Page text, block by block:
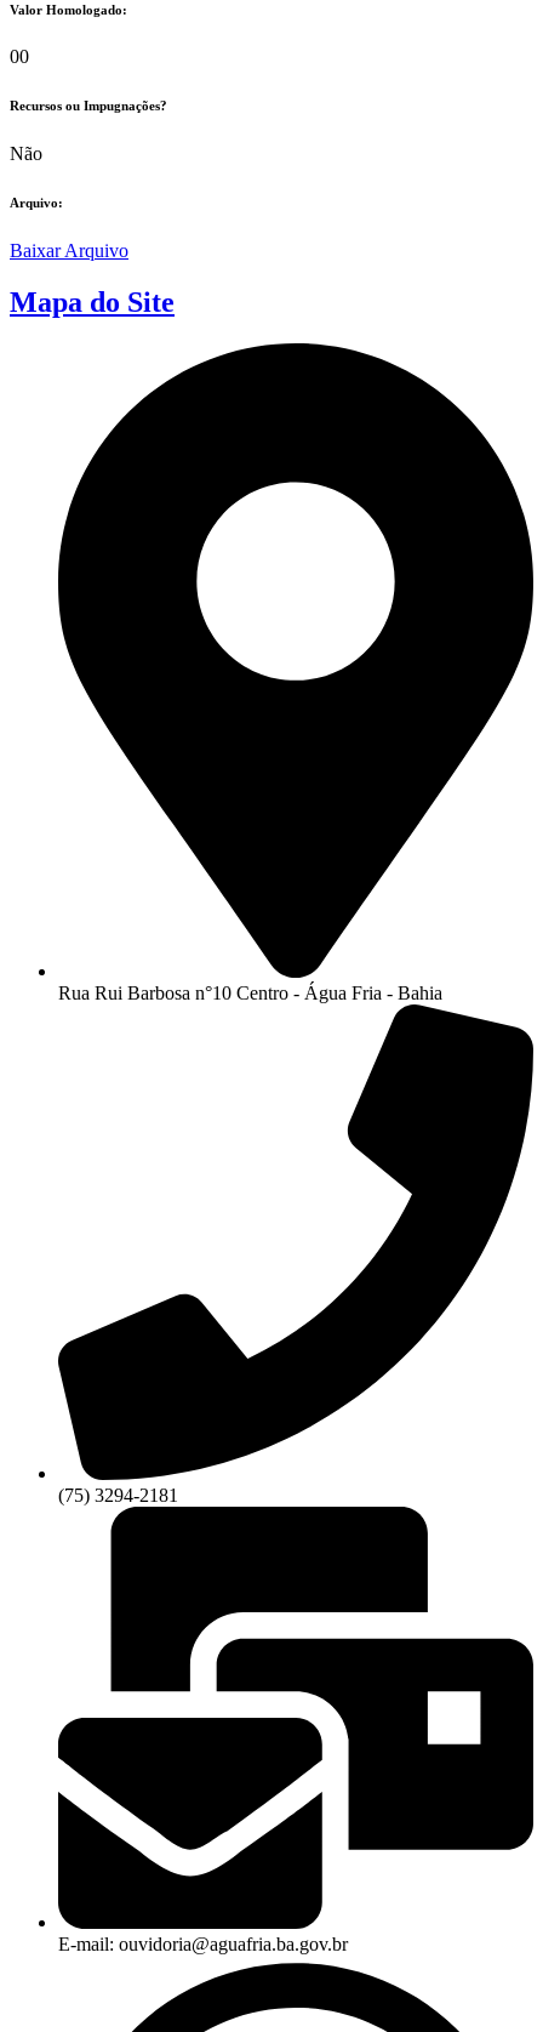
Valor Homologado: ​
00
Recursos ou Impugnações? ​
Não
Arquivo:
Baixar Arquivo
Mapa do Site
Rua Rui Barbosa n°10 Centro - Água Fria - Bahia
(75) 3294-2181
E-mail: ouvidoria@aguafria.ba.gov.br